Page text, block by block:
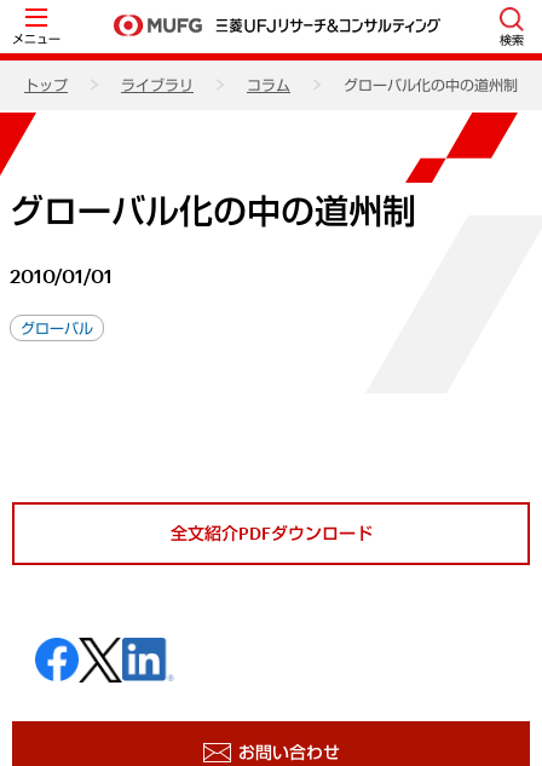
メニュー 検索
トップ ライブラリ コラム グローバル化の中の道州制
グローバル化の中の道州制
2010/01/01
グローバル
全文紹介PDFダウンロード
お問い合わせ